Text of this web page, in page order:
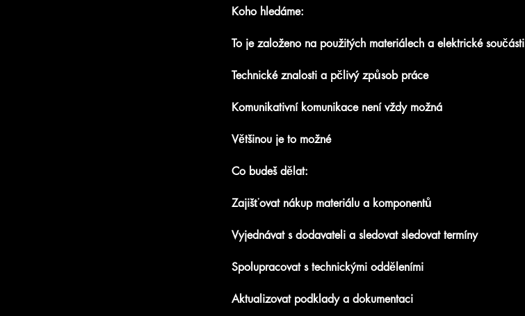
Koho hledáme:
To je založeno na použitých materiálech a elektrické součásti
Technické znalosti a pčlivý způsob práce
Komunikativní komunikace není vždy možná
Většinou je to možné
Co budeš dělat:
Zajišťovat nákup materiálu a komponentů
Vyjednávat s dodavateli a sledovat sledovat termíny
Spolupracovat s technickými odděleními
Aktualizovat podklady a dokumentaci